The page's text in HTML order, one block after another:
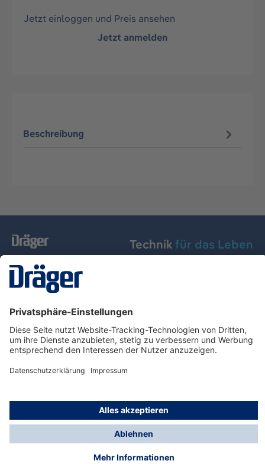
Jetzt einloggen und Preis ansehen
Jetzt anmelden
Beschreibung
Technik für das Leben
Dräger Austria GmbH
Über Dräger
Informationen
© Dräger Austria GmbH, 2024
* Alle Preise exkl. gesetzl. Mehrwertsteuer zzgl.
Versandkosten und ggf. Nachnahmegebühren, wenn
nicht anders angegeben.